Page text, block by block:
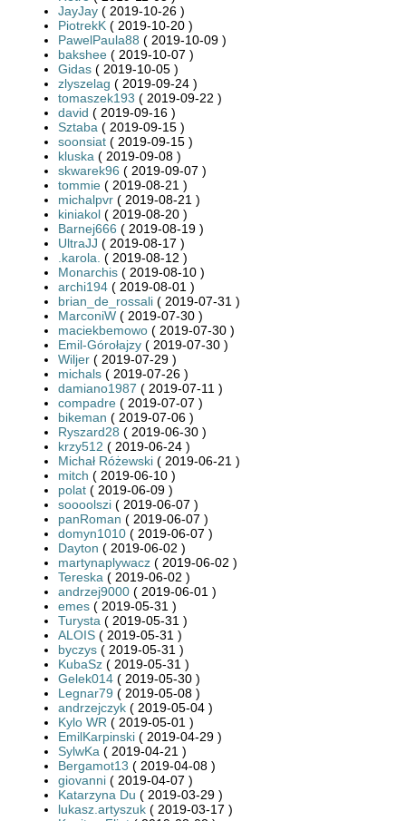
JayJay ( 2019-10-26 )
PiotrekK ( 2019-10-20 )
PawelPaula88 ( 2019-10-09 )
bakshee ( 2019-10-07 )
Gidas ( 2019-10-05 )
zlyszelag ( 2019-09-24 )
tomaszek193 ( 2019-09-22 )
david ( 2019-09-16 )
Sztaba ( 2019-09-15 )
soonsiat ( 2019-09-15 )
kluska ( 2019-09-08 )
skwarek96 ( 2019-09-07 )
tommie ( 2019-08-21 )
michalpvr ( 2019-08-21 )
kiniakol ( 2019-08-20 )
Barnej666 ( 2019-08-19 )
UltraJJ ( 2019-08-17 )
.karola. ( 2019-08-12 )
Monarchis ( 2019-08-10 )
archi194 ( 2019-08-01 )
brian_de_rossali ( 2019-07-31 )
MarconiW ( 2019-07-30 )
maciekbemowo ( 2019-07-30 )
Emil-Górołajzy ( 2019-07-30 )
Wiljer ( 2019-07-29 )
michals ( 2019-07-26 )
damiano1987 ( 2019-07-11 )
compadre ( 2019-07-07 )
bikeman ( 2019-07-06 )
Ryszard28 ( 2019-06-30 )
krzy512 ( 2019-06-24 )
Michał Różewski ( 2019-06-21 )
mitch ( 2019-06-10 )
polat ( 2019-06-09 )
soooolszi ( 2019-06-07 )
panRoman ( 2019-06-07 )
domyn1010 ( 2019-06-07 )
Dayton ( 2019-06-02 )
martynaplywacz ( 2019-06-02 )
Tereska ( 2019-06-02 )
andrzej9000 ( 2019-06-01 )
emes ( 2019-05-31 )
Turysta ( 2019-05-31 )
ALOIS ( 2019-05-31 )
byczys ( 2019-05-31 )
KubaSz ( 2019-05-31 )
Gelek014 ( 2019-05-30 )
Legnar79 ( 2019-05-08 )
andrzejczyk ( 2019-05-04 )
Kylo WR ( 2019-05-01 )
EmilKarpinski ( 2019-04-29 )
SylwKa ( 2019-04-21 )
Bergamot13 ( 2019-04-08 )
giovanni ( 2019-04-07 )
Katarzyna Du ( 2019-03-29 )
lukasz.artyszuk ( 2019-03-17 )